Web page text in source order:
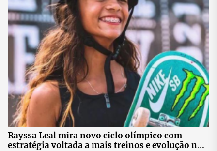
Rayssa Leal mira novo ciclo olímpico com
estratégia voltada a mais treinos e evolução no